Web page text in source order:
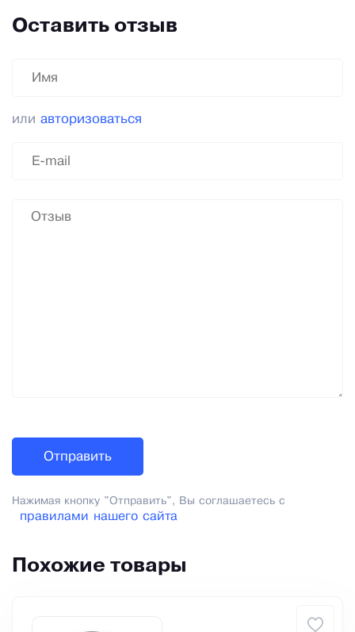
Оставить отзыв
или авторизоваться
Нажимая кнопку "Отправить", Вы соглашаетесь с
правилами нашего сайта
Похожие товары